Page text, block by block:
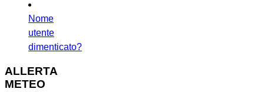
Nome
utente
dimenticato?
ALLERTA
METEO